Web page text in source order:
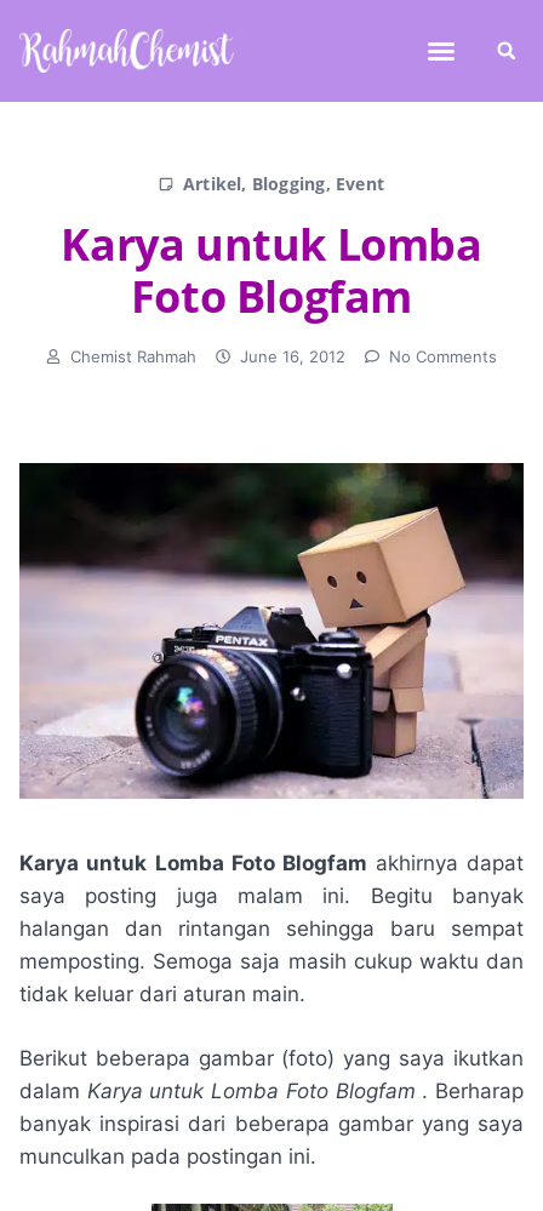
Artikel, Blogging, Event
Karya untuk Lomba
Foto Blogfam
Chemist Rahmah June 16, 2012 No Comments
Karya untuk Lomba Foto Blogfam akhirnya dapat
saya posting juga malam ini. Begitu banyak
halangan dan rintangan sehingga baru sempat
memposting. Semoga saja masih cukup waktu dan
tidak keluar dari aturan main.
Berikut beberapa gambar (foto) yang saya ikutkan
dalam Karya untuk Lomba Foto Blogfam . Berharap
banyak inspirasi dari beberapa gambar yang saya
munculkan pada postingan ini.